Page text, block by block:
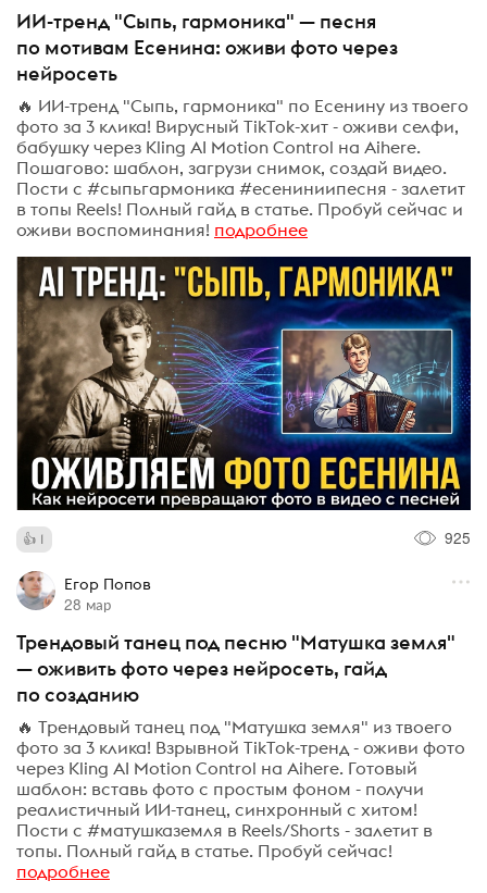
ИИ-тренд "Сыпь, гармоника" — песня
по мотивам Есенина: оживи фото через
нейросеть
🔥 ИИ-тренд "Сыпь, гармоника" по Есенину из твоего
фото за 3 клика! Вирусный TikTok-хит - оживи селфи,
бабушку через Kling AI Motion Control на Aihere.
Пошагово: шаблон, загрузи снимок, создай видео.
Пости с #сыпьгармоника #есениниипесня - залетит
в топы Reels! Полный гайд в статье. Пробуй сейчас и
оживи воспоминания! подробнее
1 925
Егор Попов
28 мар
Трендовый танец под песню "Матушка земля"
— оживить фото через нейросеть, гайд
по созданию
🔥 Трендовый танец под "Матушка земля" из твоего
фото за 3 клика! Взрывной TikTok-тренд - оживи фото
через Kling AI Motion Control на Aihere. Готовый
шаблон: вставь фото с простым фоном - получи
реалистичный ИИ-танец, синхронный с хитом!
Пости с #матушказемля в Reels/Shorts - залетит в
топы. Полный гайд в статье. Пробуй сейчас!
подробнее